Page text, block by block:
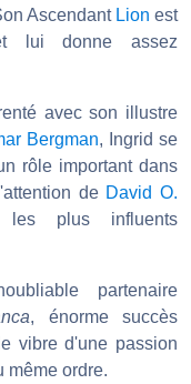
Ascendant Lion est
lui donne assez
avec son illustre
Bergman, Ingrid se
rôle important dans
de David O.
plus influents
partenaire
, énorme succès
vibre d'une passion
même ordre.